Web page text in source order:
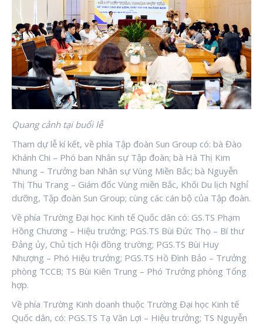
Quang cảnh tại buổi lễ
Tham dự lễ kí kết, về phía Tập đoàn Sun Group có: bà Đào
Khánh Chi – Phó ban Nhân sự Tập đoàn; bà Hà Thị Kim
Nhung – Trưởng ban Nhân sự Vùng Miền Bắc; bà Nguyễn
Thị Thu Trang – Giám đốc Vùng miền Bắc, Khối Du lịch Nghỉ
dưỡng, Tập đoàn Sun Group; cùng các cán bộ của Tập đoàn.
Về phía Trường Đại học Kinh tế Quốc dân có: GS.TS Phạm
Hồng Chương – Hiệu trưởng; PGS.TS Bùi Đức Thọ – Bí thư
Đảng ủy, Chủ tịch Hội đồng trường; PGS.TS Bùi Huy
Nhượng – Phó Hiệu trưởng; PGS.TS Hồ Đình Bảo – Trưởng
phòng TCCB; TS Bùi Kiên Trung – Phó Trưởng phòng Tổng
hợp.
Về phía Trường Kinh doanh thuộc Trường Đại học Kinh tế
Quốc dân, có: PGS.TS Tạ Văn Lợi – Hiệu trưởng; TS Nguyễn